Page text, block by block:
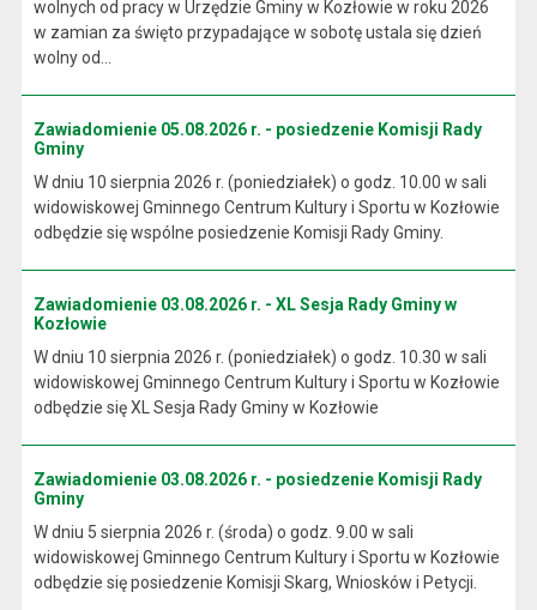
wolnych od pracy w Urzędzie Gminy w Kozłowie w roku 2026
w zamian za święto przypadające w sobotę ustala się dzień
wolny od...
Zawiadomienie 05.08.2026 r. - posiedzenie Komisji Rady
Gminy
W dniu 10 sierpnia 2026 r. (poniedziałek) o godz. 10.00 w sali
widowiskowej Gminnego Centrum Kultury i Sportu w Kozłowie
odbędzie się wspólne posiedzenie Komisji Rady Gminy.
Zawiadomienie 03.08.2026 r. - XL Sesja Rady Gminy w
Kozłowie
W dniu 10 sierpnia 2026 r. (poniedziałek) o godz. 10.30 w sali
widowiskowej Gminnego Centrum Kultury i Sportu w Kozłowie
odbędzie się XL Sesja Rady Gminy w Kozłowie
Zawiadomienie 03.08.2026 r. - posiedzenie Komisji Rady
Gminy
W dniu 5 sierpnia 2026 r. (środa) o godz. 9.00 w sali
widowiskowej Gminnego Centrum Kultury i Sportu w Kozłowie
odbędzie się posiedzenie Komisji Skarg, Wniosków i Petycji.